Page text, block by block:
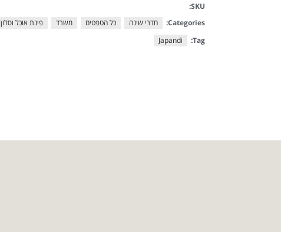
SKU:
Categories:
חדרי שינה כל הטפטים משרד
פינת אוכל וסלון
Tag:
Japandi